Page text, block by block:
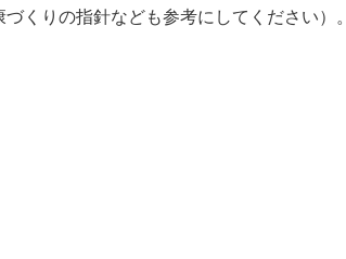
くりの指針なども参考にしてください）。